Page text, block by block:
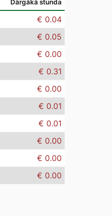
Dārgākā stunda
€ 0.04
€ 0.05
€ 0.00
€ 0.31
€ 0.00
€ 0.01
€ 0.01
€ 0.00
€ 0.00
€ 0.00